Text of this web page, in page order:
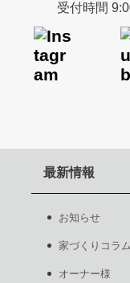
受付時間
最新情報
お知らせ
家づくりコラム
オーナー様